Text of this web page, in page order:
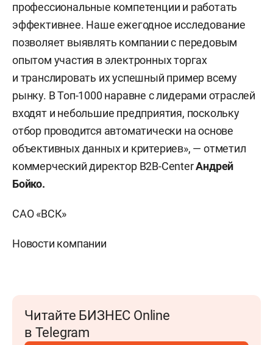
профессиональные компетенции и работать
эффективнее. Наше ежегодное исследование
позволяет выявлять компании с передовым
опытом участия в электронных торгах
и транслировать их успешный пример всему
рынку. В Топ-1000 наравне с лидерами отраслей
входят и небольшие предприятия, поскольку
отбор проводится автоматически на основе
объективных данных и критериев», — отметил
коммерческий директор B2B-CenterАндрей
Бойко.
САО «ВСК»
Новости компании
Читайте БИЗНЕС Online
в Telegram